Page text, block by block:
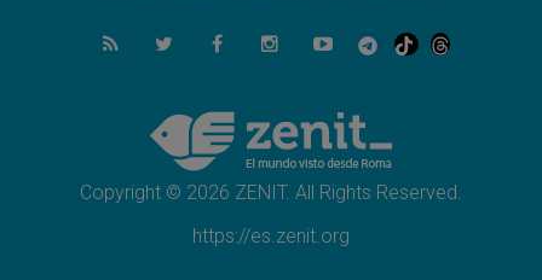
La matanza de niños en Gaza no cesa: 300
muertos en 300 días
Tagle: La guerra desfigura el mundo, solo la
revelación de Dios lo transfigura
Copyright © 2026 ZENIT. All Rights Reserved.
https://es.zenit.org